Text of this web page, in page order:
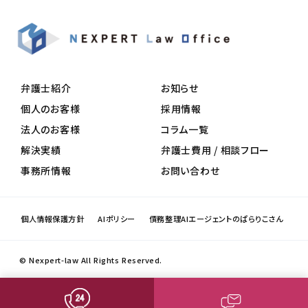
弁護士紹介
個人のお客様
法人のお客様
解決実績
事務所情報
お知らせ
採用情報
コラム一覧
弁護士費用 / 相談フロー
お問い合わせ
個人情報保護方針 AIポリシー 債務整理AIエージェントのぱらりこさん
© Nexpert-law All Rights Reserved.